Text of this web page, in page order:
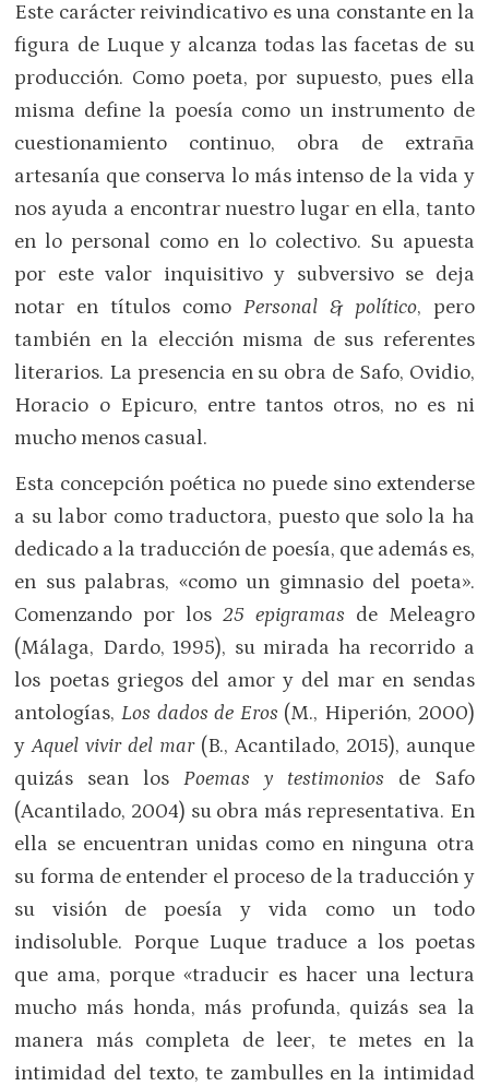
Este carácter reivindicativo es una constante en la
figura de Luque y alcanza todas las facetas de su
producción. Como poeta, por supuesto, pues ella
misma define la poesía como un instrumento de
cuestionamiento continuo, obra de extraña
artesanía que conserva lo más intenso de la vida y
nos ayuda a encontrar nuestro lugar en ella, tanto
en lo personal como en lo colectivo. Su apuesta
por este valor inquisitivo y subversivo se deja
notar en títulos como Personal & político, pero
también en la elección misma de sus referentes
literarios. La presencia en su obra de Safo, Ovidio,
Horacio o Epicuro, entre tantos otros, no es ni
mucho menos casual.
Esta concepción poética no puede sino extenderse
a su labor como traductora, puesto que solo la ha
dedicado a la traducción de poesía, que además es,
en sus palabras, «como un gimnasio del poeta».
Comenzando por los 25 epigramas de Meleagro
(Málaga, Dardo, 1995), su mirada ha recorrido a
los poetas griegos del amor y del mar en sendas
antologías,Los dados de Eros (M., Hiperión, 2000)
yAquel vivir del mar(B., Acantilado, 2015), aunque
quizás sean losPoemas y testimonios de Safo
(Acantilado, 2004) su obra más representativa. En
ella se encuentran unidas como en ninguna otra
su forma de entender el proceso de la traducción y
su visión de poesía y vida como un todo
indisoluble. Porque Luque traduce a los poetas
que ama, porque «traducir es hacer una lectura
mucho más honda, más profunda, quizás sea la
manera más completa de leer, te metes en la
intimidad del texto, te zambulles en la intimidad